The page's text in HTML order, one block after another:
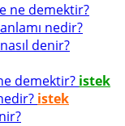
ne demektir?
nedir?
denir?
demektir? istek
istek